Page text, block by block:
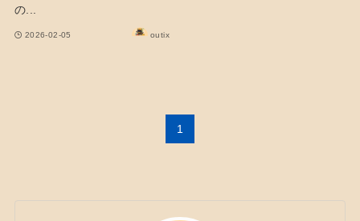
の...
2026-02-05 outix
1